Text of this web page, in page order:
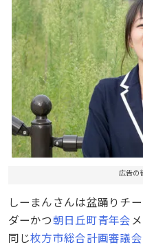
広告の
しーまんさんは盆踊りチ
ダーかつ朝日丘町青年会
同じ枚方市総合計画審議会